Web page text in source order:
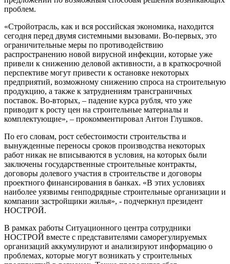
проблем.
«Стройотрасль, как и вся российская экономика, находится
сегодня перед двумя системными вызовами. Во-первых, это
ограничительные меры по противодействию
распространению новой вирусной инфекции, которые уже
привели к снижению деловой активности, а в краткосрочной
перспективе могут привести к остановке некоторых
предприятий, возможному снижению спроса на строительную
продукцию, а также к затруднениям трансграничных
поставок. Во-вторых, – падение курса рубля, что уже
приводит к росту цен на строительные материалы и
комплектующие», – прокомментировал Антон Глушков.
По его словам, рост себестоимости строительства и
вынужденные переносы сроков производства некоторых
работ никак не вписываются в условия, на которых были
заключены государственные строительные контракты,
договоры долевого участия в строительстве и договоры
проектного финансирования в банках. «В этих условиях
наиболее уязвимы генподрядные строительные организации и
компании застройщики жилья», - подчеркнул президент
НОСТРОЙ.
В рамках работы Ситуационного центра сотрудники
НОСТРОЙ вместе с представителями саморегулируемых
организаций аккумулируют и анализируют информацию о
проблемах, которые могут возникать у строительных